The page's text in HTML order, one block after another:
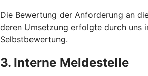
Die Bewertung der Anforderung an
deren Umsetzung erfolgte durch uns
Selbstbewertung.
3. Interne Meldestelle